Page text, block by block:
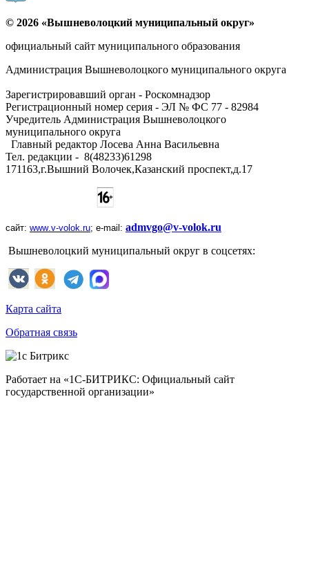
© 2026 «Вышневолоцкий муниципальный округ»
официальный сайт муниципального образования
Администрация Вышневолоцкого муниципального округа
Зарегистрировавший орган - Роскомнадзор
Регистрационный номер серия - ЭЛ № ФС 77 - 82984
Учредитель Администрация Вышневолоцкого
муниципального округа
Главный редактор Лосева Анна Васильевна
Тел. редакции - ‎8(48233)61298
171163,г.Вышний Волочек,Казанский проспект,д.17
сайт: www.v-volok.ru; e-mail : admvgo@v-volok.ru
Вышневолоцкий муниципальный округ в соцсетях:
Карта сайта
Обратная связь
Работает на «1С-БИТРИКС: Официальный сайт
государственной организации»